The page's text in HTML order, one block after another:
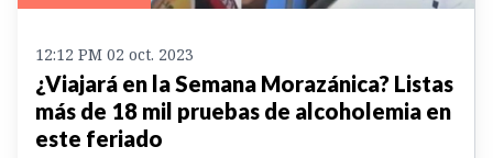
12:12 PM 02 oct. 2023
¿Viajará en la Semana Morazánica? Listas
más de 18 mil pruebas de alcoholemia en
este feriado